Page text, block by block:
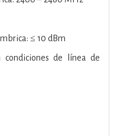
≤ 10 dBm
de línea de